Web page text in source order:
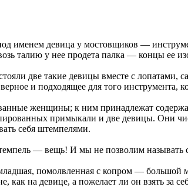
именем девица у мостовщиков —
талию у нее продета палка — концы ее
две такие девицы вместе с лопатами,
и подходящее для того инструмента,
женщины; к ним принадлежат
примыкали и две девицы. Они
себя штемпелями.
— вещь! И мы не позволим называть
помолвленная с копром — большой
на девице, а пожелает ли он взять за